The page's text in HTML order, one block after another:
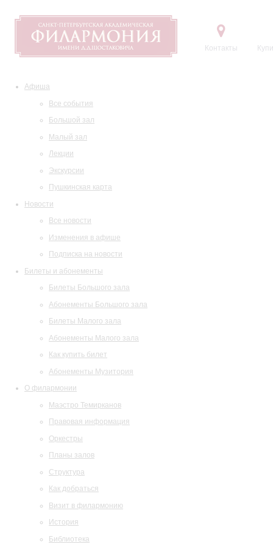
Контакты
Афиша
Все события
Большой зал
Малый зал
Лекции
Экскурсии
Пушкинская карта
Новости
Все новости
Изменения в афише
Подписка на новости
Билеты и абонементы
Билеты Большого зала
Абонементы Большого зала
Билеты Малого зала
Абонементы Малого зала
Как купить билет
Абонементы Музитория
О филармонии
Маэстро Темирканов
Правовая информация
Оркестры
Планы залов
Структура
Как добраться
Визит в филармонию
История
Библиотека